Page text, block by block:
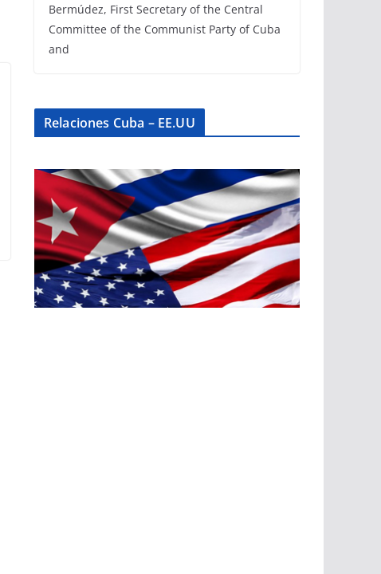
Bermúdez, First Secretary of the Central
Committee of the Communist Party of Cuba
and
Relaciones Cuba – EE.UU